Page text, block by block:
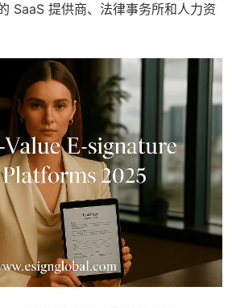
SaaS 提供商、法律事务所和人力资